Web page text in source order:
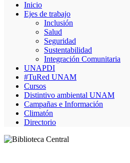
Inicio
Ejes de trabajo
Inclusión
Salud
Seguridad
Sustentabilidad
Integración Comunitaria
UNAPDI
#TuRed UNAM
Cursos
Distintivo ambiental UNAM
Campañas e Información
Climatón
Directorio